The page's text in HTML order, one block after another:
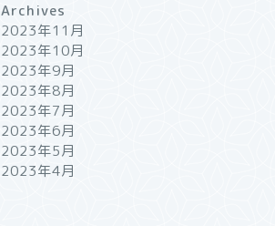
Archives
2023年11月
2023年10月
2023年9月
2023年8月
2023年7月
2023年6月
2023年5月
2023年4月